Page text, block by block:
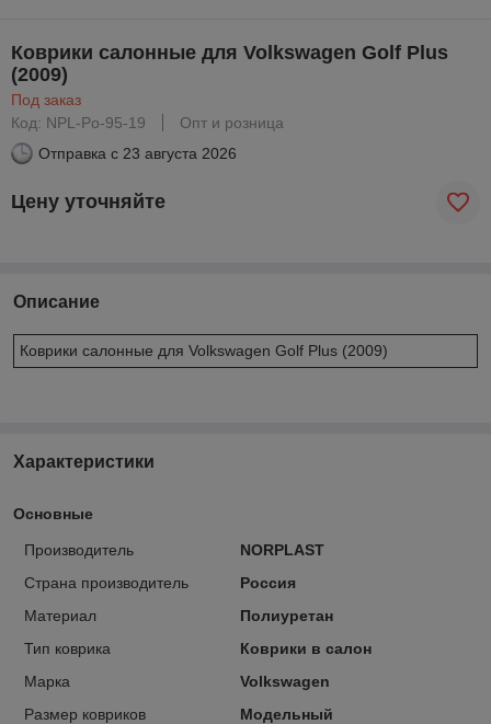
Коврики салонные для Volkswagen Golf Plus
(2009)
Под заказ
Код: NPL-Po-95-19
Опт и розница
Отправка с 23 августа 2026
Цену уточняйте
Описание
Коврики салонные для Volkswagen Golf Plus (2009)
Характеристики
Основные
Производитель
NORPLAST
Страна производитель
Россия
Материал
Полиуретан
Тип коврика
Коврики в салон
Марка
Volkswagen
Размер ковриков
Модельный